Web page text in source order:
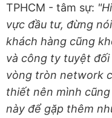
TPHCM - tâm sự:
vực đầu tư, đừng
khách hàng cũng
và công ty tuyệt
vòng tròn network
thiết nên mình
này để gặp thêm